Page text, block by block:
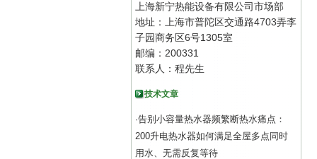
上海新宁热能设备有限公司市场部
地址：上海市普陀区交通路4703弄李
子园商务区6号1305室
邮编：200331
联系人：程先生
技术文章
·告别小容量热水器频繁断热水痛点：
200升电热水器如何满足全屋多点同时
用水、无需反复等待